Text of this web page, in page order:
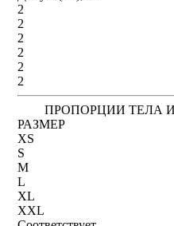
2
2
2
2
2
2
ПРОПОРЦИИ ТЕЛА
РАЗМЕР
XS
S
M
L
XL
XXL